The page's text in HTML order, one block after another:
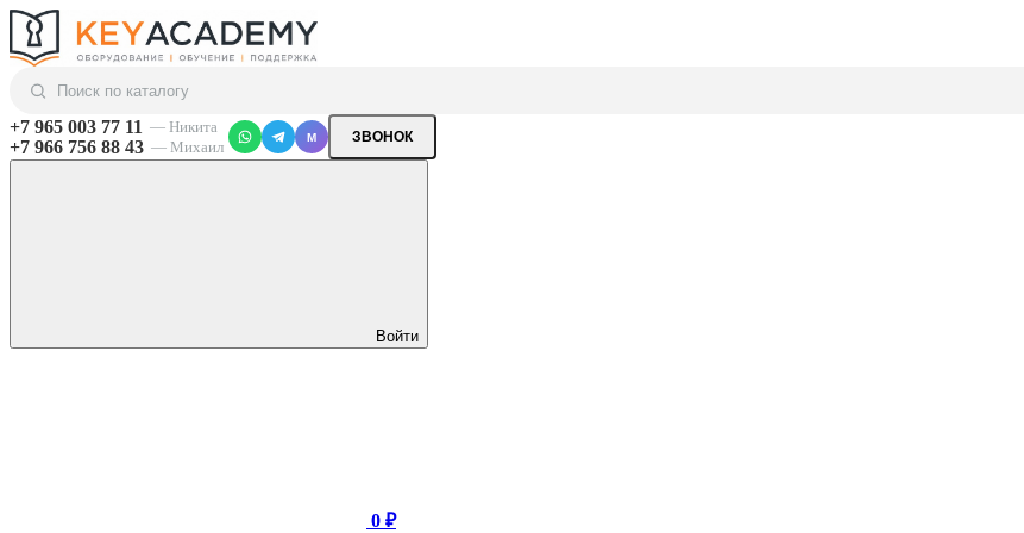
+7 965 003 77 11 — Никита
+7 966 756 88 43 — Михаил
M ЗВОНОК
Войти
0 ₽